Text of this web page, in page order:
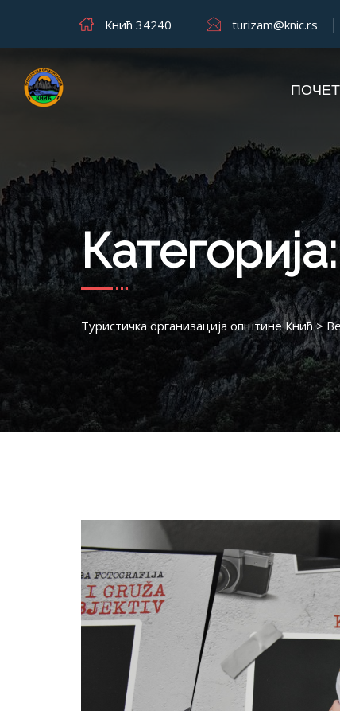
Кнић 34240 turizam@knic.rs
Туристичка организација општине Кнић>